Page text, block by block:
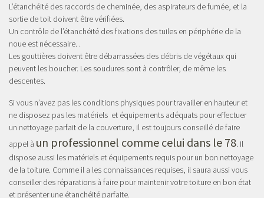
L’étanchéité des raccords de cheminée, des aspirateurs de fumée, et la
sortie de toit doivent être vérifiées.
Un contrôle de l’étanchéité des fixations des tuiles en périphérie de la
noue est nécessaire. .
Les gouttières doivent être débarrassées des débris de végétaux qui
peuvent les boucher. Les soudures sont à contrôler, de même les
descentes.
Si vous n’avez pas les conditions physiques pour travailler en hauteur et
ne disposez pas les matériels et équipements adéquats pour effectuer
un nettoyage parfait de la couverture, il est toujours conseillé de faire
appel à un professionnel comme celui dans le 78. Il
dispose aussi les matériels et équipements requis pour un bon nettoyage
de la toiture. Comme il a les connaissances requises, il saura aussi vous
conseiller des réparations à faire pour maintenir votre toiture en bon état
et présenter une étanchéité parfaite.